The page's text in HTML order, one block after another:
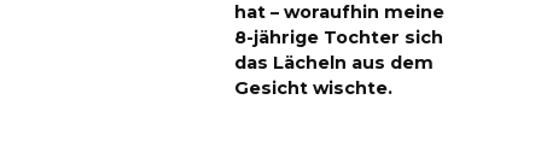
hat – woraufhin meine
8-jährige Tochter sich
das Lächeln aus dem
Gesicht wischte.